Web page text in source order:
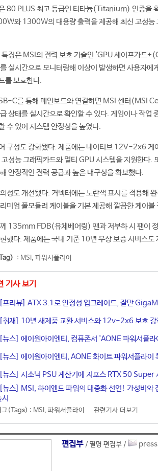
80 PLUS 최고 등급인 티타늄(Titanium) 인증을
와 1300W의 대용량 출력을 제공해 최신 고성능
특징은 MSI의 전력 보호 기술인 'GPU 세이프가
실시간으로 모니터링해 이상이 발생하면 사용자
를 보호한다.
C를 통해 메인보드와 연결하면 MSI 센터
상태를 실시간으로 확인할 수 있다. 게임이나 작
수 있어 시스템 안정성을 높였다.
구성도 강화됐다. 제품에는 네이티브 12V-2x6
고성능 그래픽카드와 멀티 GPU 시스템을 지원한
안정적인 전력 공급과 높은 내구성을 확보했다.
성도 개선됐다. 커넥터에는 노란색 표시를 적용해
미엄 풀모듈러 케이블을 기본 제공해 깔끔한 케이블
135mm FDB(유체베어링) 팬과 저부하 시 팬이
했다. 제품에는 국내 기준 10년 무상 보증 서비스도
: MSI, 파워서플라이
기사 보기
[프리뷰] ATX 3.1로 안정성 업그레이드, 잘만
[취재] 10년 새제품 교환 서비스와 12v-2x6 보호
[뉴스] 에이원아이엔티, 컴퓨존서 'AONE 파워서플
[뉴스] 에이원아이엔티, AONE 화이트 파워서플라이
[뉴스] 시소닉 PSU 계산기에 지포스 RTX 50 Super
[뉴스] MSI, 하이엔드 파워의 대중화 선언! 가성비
그(Tags) : MSI, 파워서플라이 관련기사 더보기
편집부 / 필명 편집부 /